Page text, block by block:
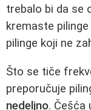
trebalo bi da se
kremaste
pilinge koji ne
Što se tiče
preporučuje
nedeljno. Češća